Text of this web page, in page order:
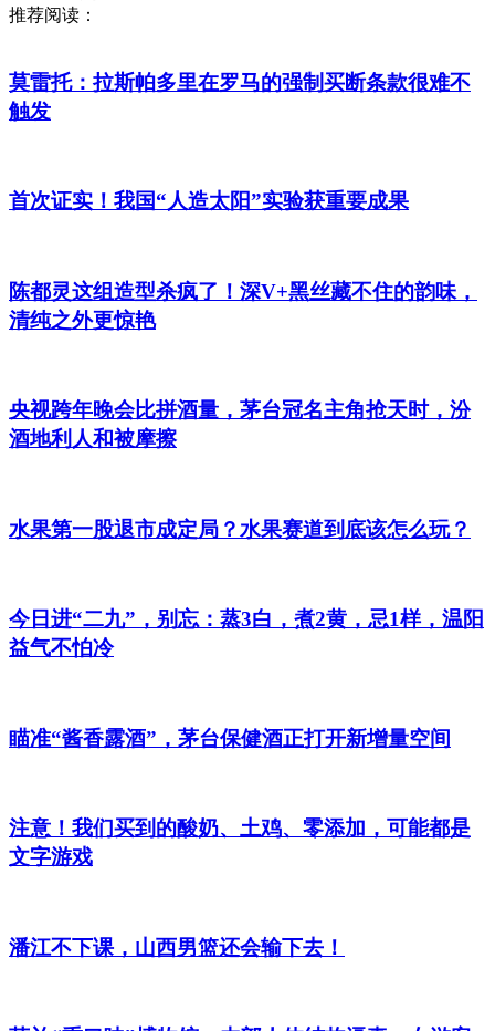
推荐阅读：
莫雷托：拉斯帕多里在罗马的强制买断条款很难不
触发
首次证实！我国“人造太阳”实验获重要成果
陈都灵这组造型杀疯了！深V+黑丝藏不住的韵味，
清纯之外更惊艳
央视跨年晚会比拼酒量，茅台冠名主角抢天时，汾
酒地利人和被摩擦
水果第一股退市成定局？水果赛道到底该怎么玩？
今日进“二九”，别忘：蒸3白，煮2黄，忌1样，温阳
益气不怕冷
瞄准“酱香露酒”，茅台保健酒正打开新增量空间
注意！我们买到的酸奶、土鸡、零添加，可能都是
文字游戏
潘江不下课，山西男篮还会输下去！